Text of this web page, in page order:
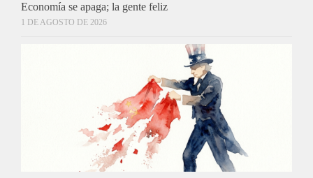
Economía se apaga; la gente feliz
1 DE AGOSTO DE 2026